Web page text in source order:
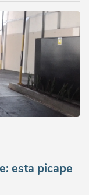
esta picape